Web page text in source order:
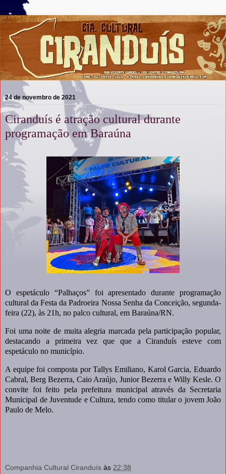
24 de novembro de 2021
Ciranduís é atração cultural durante
programação em Baraúna
O espetáculo “Palhaços” foi apresentado durante programação
cultural da Festa da Padroeira Nossa Senha da Conceição, segunda-
feira (22), às 21h, no palco cultural, em Baraúna/RN.
Foi uma noite de muita alegria marcada pela participação popular,
destacando a primeira vez que que a Ciranduís esteve com
espetáculo no município.
A equipe foi composta por Tallys Emiliano, Karol Garcia, Eduardo
Cabral, Berg Bezerra, Caio Araújo, Junior Bezerra e Willy Kesle. O
convite foi feito pela prefeitura municipal através da Secretaria
Municipal de Juventude e Cultura, tendo como titular o jovem João
Paulo de Melo.
Companhia Cultural Ciranduís às 22:38